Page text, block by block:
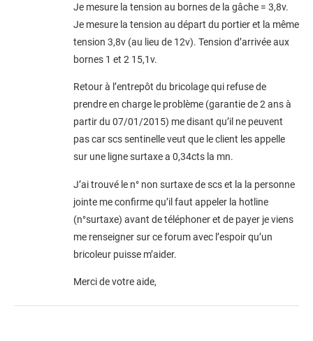
Je mesure la tension au bornes de la gâche = 3,8v.
Je mesure la tension au départ du portier et la même
tension 3,8v (au lieu de 12v). Tension d’arrivée aux
bornes 1 et 2 15,1v.
Retour à l’entrepôt du bricolage qui refuse de
prendre en charge le problème (garantie de 2 ans à
partir du 07/01/2015) me disant qu’il ne peuvent
pas car scs sentinelle veut que le client les appelle
sur une ligne surtaxe a 0,34cts la mn.
J’ai trouvé le n° non surtaxe de scs et la la personne
jointe me confirme qu’il faut appeler la hotline
(n°surtaxe) avant de téléphoner et de payer je viens
me renseigner sur ce forum avec l’espoir qu’un
bricoleur puisse m’aider.
Merci de votre aide,